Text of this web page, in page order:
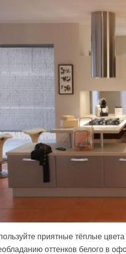
приятные тёплые
оттенков белого в